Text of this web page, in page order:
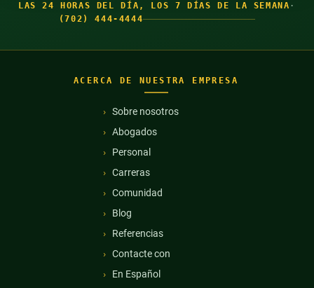
LAS 24 HORAS DEL DÍA, LOS 7 DÍAS DE LA SEMANA ·
(702) 444-4444
ACERCA DE NUESTRA EMPRESA
Sobre nosotros
Abogados
Personal
Carreras
Comunidad
Blog
Referencias
Contacte con
En Español